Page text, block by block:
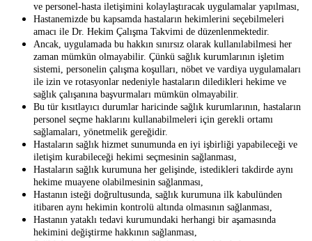
ve personel-hasta iletişimini kolaylaştıracak uygulamalar yapılması,
Hastanemizde bu kapsamda hastaların hekimlerini seçebilmeleri
amacı ile Dr. Hekim Çalışma Takvimi de düzenlenmektedir.
Ancak, uygulamada bu hakkın sınırsız olarak kullanılabilmesi her
zaman mümkün olmayabilir. Çünkü sağlık kurumlarının işletim
sistemi, personelin çalışma koşulları, nöbet ve vardiya uygulamaları
ile izin ve rotasyonlar nedeniyle hastaların diledikleri hekime ve
sağlık çalışanına başvurmaları mümkün olmayabilir.
Bu tür kısıtlayıcı durumlar haricinde sağlık kurumlarının, hastaların
personel seçme haklarını kullanabilmeleri için gerekli ortamı
sağlamaları, yönetmelik gereğidir.
Hastaların sağlık hizmet sunumunda en iyi işbirliği yapabileceği ve
iletişim kurabileceği hekimi seçmesinin sağlanması,
Hastaların sağlık kurumuna her gelişinde, istedikleri takdirde aynı
hekime muayene olabilmesinin sağlanması,
Hastanın isteği doğrultusunda, sağlık kurumuna ilk kabulünden
itibaren aynı hekimin kontrolü altında olmasının sağlanması,
Hastanın yataklı tedavi kurumundaki herhangi bir aşamasında
hekimini değiştirme hakkının sağlanması,